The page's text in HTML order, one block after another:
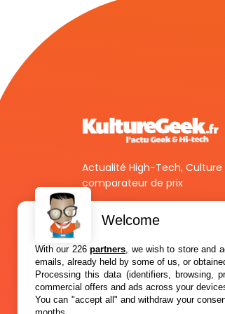
Actualité High-Tech, Culture
comparateur de prix
Welcome
With our 226partners, we wish to store and
emails, already held by some of us, or
Processing this data (identifiers, browsing,
commercial offers and ads across your
You can "accept all" and withdraw your